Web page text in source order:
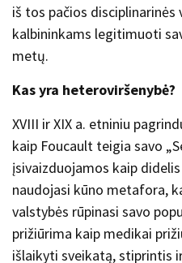
iš tos pačios disciplinarinės
kalbininkams legitimuoti
metų.
Kas yra heteroviršenybė?
XVIII ir XIX a. etniniu
kaip Foucault teigia savo
įsivaizduojamos kaip didelis
naudojasi kūno metafora,
valstybės rūpinasi savo
prižiūrima kaip medikai
išlaikyti sveikatą, stiprintis